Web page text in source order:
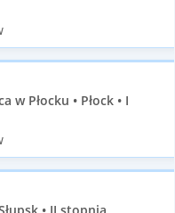
w Płocku • Płock • I